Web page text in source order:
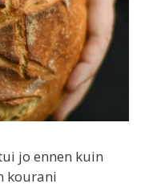
jo ennen kuin
kourani